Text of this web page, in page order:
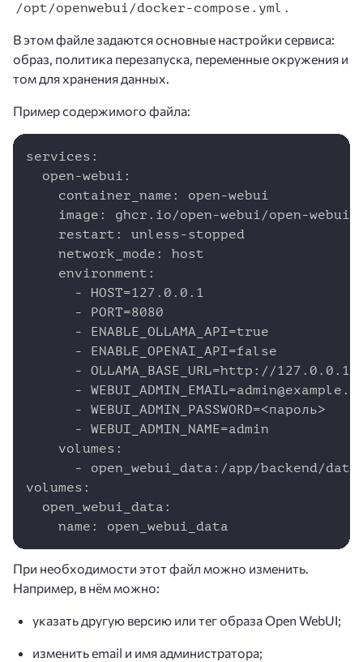
/opt/openwebui/docker-compose.yml.
В этом файле задаются основные настройки сервиса:
образ, политика перезапуска, переменные окружения и
том для хранения данных.
Пример содержимого файла:
services:
  open-webui:
    container_name: open-webui
image: ghcr.io/open-webui/open-
    restart: unless-stopped
    network_mode: host
    environment:
      - HOST=127.0.0.1
      - PORT=8080
      - ENABLE_OLLAMA_API=true
      - ENABLE_OPENAI_API=false
- OLLAMA_BASE_URL=http://
-
      - WEBUI_ADMIN_PASSWORD=<пароль>
      - WEBUI_ADMIN_NAME=admin
    volumes:
      - open_webui_data:/app/backend/data
volumes:
  open_webui_data:
    name: open_webui_data
При необходимости этот файл можно изменить.
Например, в нём можно:
указать другую версию или тег образа Open WebUI;
изменить email и имя администратора;